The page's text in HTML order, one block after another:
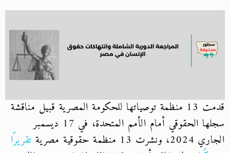
قدمت 13 منظمة توصياتها للحكومة المصرية قبيل مناقشة
سجلها الحقوقي أمام الأمم المتحدة، في 17 ديسمبر
الجاري 2024، ونشرت 13 منظمة حقوقية مصرية
تقريرًا